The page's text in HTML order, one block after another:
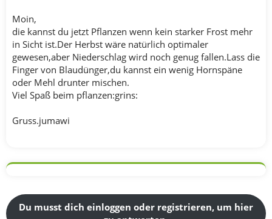
Moin,
die kannst du jetzt Pflanzen wenn kein starker Frost mehr
in Sicht ist.Der Herbst wäre natürlich optimaler
gewesen,aber Niederschlag wird noch genug fallen.Lass die
Finger von Blaudünger,du kannst ein wenig Hornspäne
oder Mehl drunter mischen.
Viel Spaß beim pflanzen:grins:
Gruss.jumawi
Du musst dich einloggen oder registrieren, um hier